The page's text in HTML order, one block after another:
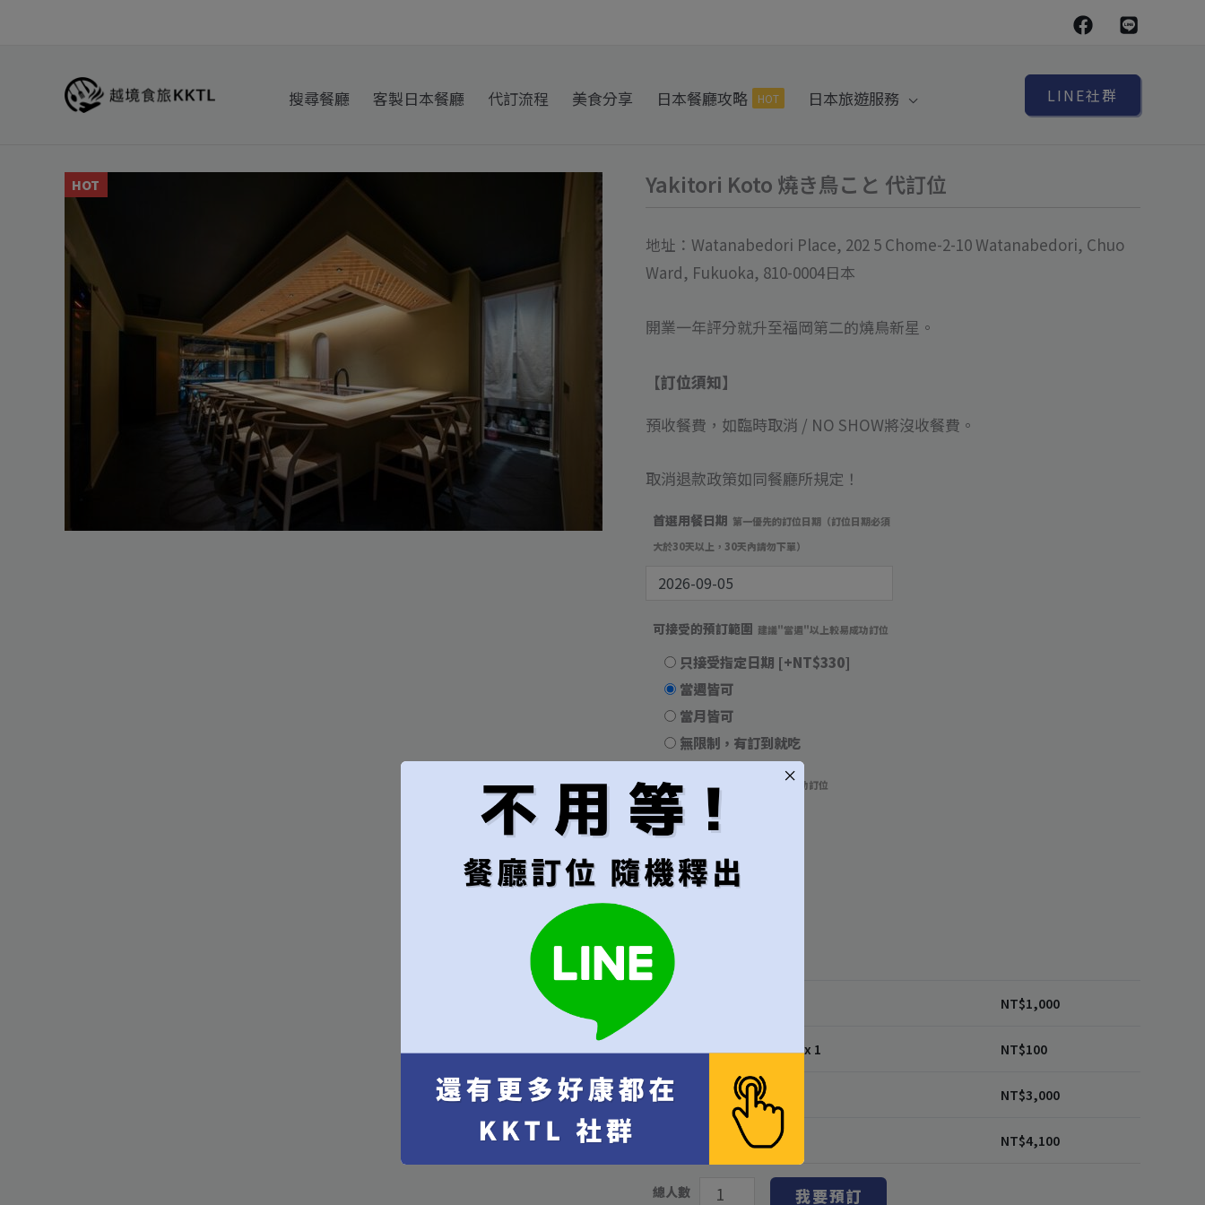
搜尋餐廳 客製日本餐廳 代訂流程 美食分享 日本餐廳攻略 HOT 日本旅遊服務 LINE社群
HOT Yakitori Koto 燒き鳥こと 代訂位
地址：Watanabedori Place, 202 5 Chome-2-10 Watanabedori, Chuo
Ward, Fukuoka, 810-0004日本
開業一年評分就升至福岡第二的燒鳥新星。
【訂位須知】
預收餐費，如臨時取消 / NO SHOW將沒收餐費 。
取消退款政策如同餐廳所規定！
首選用餐日期 第一優先的訂位日期（訂位日期必須
大於30天以上，30天內請勿下單）
可接受的預訂範圍 建議"當週"以上較易成功訂位
只接受指定日期 [+NT$330]
當週皆可
當月皆可
無限制，有訂到就吃
用餐時段 建議"隨機"較容易成功訂位
隨機（建議）
晚餐
代訂費 每位 NT$ NT$1,000
10% 服務費 每位 NT$100x 1 NT$100
餐費 NT$ 3,000x 1 NT$3,000
NT$4,100
總人數
Yakitori
燒
き
こ
代
位
量
我要預訂